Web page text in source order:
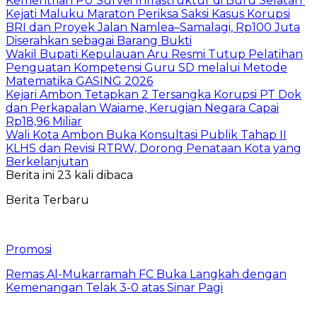
Kejati Maluku Maraton Periksa Saksi Kasus Korupsi
BRI dan Proyek Jalan Namlea–Samalagi, Rp100 Juta
Diserahkan sebagai Barang Bukti
Wakil Bupati Kepulauan Aru Resmi Tutup Pelatihan
Penguatan Kompetensi Guru SD melalui Metode
Matematika GASING 2026
Kejari Ambon Tetapkan 2 Tersangka Korupsi PT Dok
dan Perkapalan Waiame, Kerugian Negara Capai
Rp18,96 Miliar
Wali Kota Ambon Buka Konsultasi Publik Tahap II
KLHS dan Revisi RTRW, Dorong Penataan Kota yang
Berkelanjutan
Berita ini 23 kali dibaca
Berita Terbaru
Promosi
Remas Al-Mukarramah FC Buka Langkah dengan
Kemenangan Telak 3-0 atas Sinar Pagi